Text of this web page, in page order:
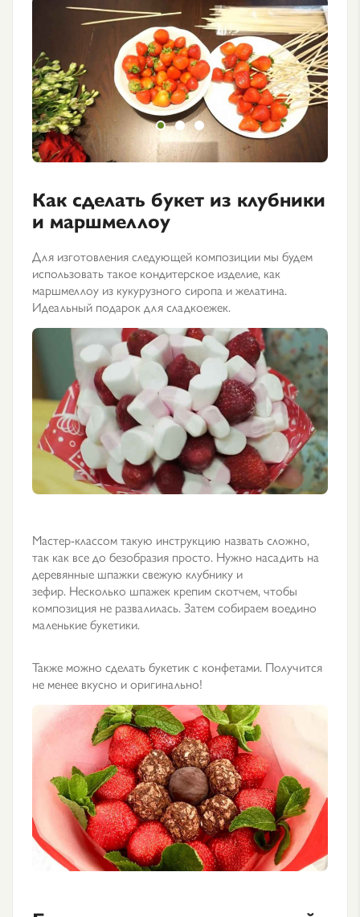
Как сделать букет из клубники
и маршмеллоу
Для изготовления следующей композиции мы будем
использовать такое кондитерское изделие, как
маршмеллоу из кукурузного сиропа и желатина.
Идеальный подарок для сладкоежек.
Мастер-классом такую инструкцию назвать сложно,
так как все до безобразия просто. Нужно насадить на
деревянные шпажки свежую клубнику и
зефир. Несколько шпажек крепим скотчем, чтобы
композиция не развалилась. Затем собираем воедино
маленькие букетики.
Также можно сделать букетик с конфетами. Получится
не менее вкусно и оригинально!